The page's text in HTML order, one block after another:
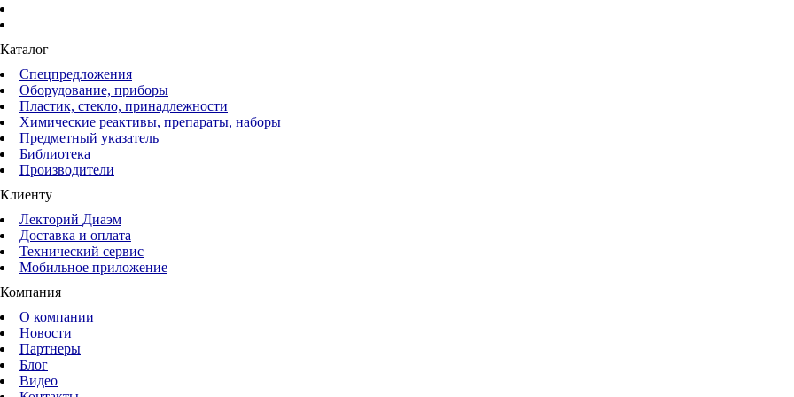
Каталог
Спецпредложения
Оборудование, приборы
Пластик, стекло, принадлежности
Химические реактивы, препараты, наборы
Предметный указатель
Библиотека
Производители
Клиенту
Лекторий Диаэм
Доставка и оплата
Технический сервис
Мобильное приложение
Компания
О компании
Новости
Партнеры
Блог
Видео